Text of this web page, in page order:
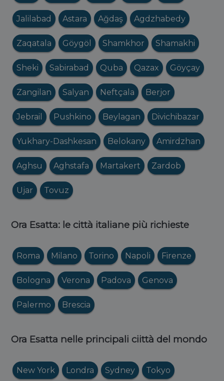
Jalilabad Astara Ağdaş Agdzhabedy
Zaqatala Göygöl Shamkhor Shamakhi
Sheki Sabirabad Quba Qazax Göyçay
Zangilan Salyan Neftçala Berjor
Jebrail Pushkino Beylagan Divichibazar
Yukhary-Dashkesan Belokany Amirdzhan
Aghsu Aghstafa Martakert Zardob
Ujar Tovuz
Ora Esatta: le città italiane più richieste
Roma Milano Torino Napoli Firenze
Bologna Verona Padova Genova
Palermo Brescia
Ora Esatta nelle principali ciittà del mondo
New York Londra Sydney Tokyo